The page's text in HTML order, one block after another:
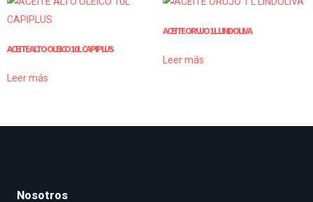
ACEITE ALTO OLEICO 10L CAPIPLUS
Leer más
ACEITE ORUJO 1 L LINDOLIVA
Leer más
Nosotros